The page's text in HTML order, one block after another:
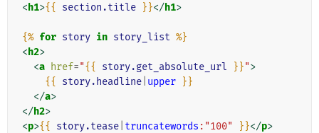
<h1>{{ section.title }}</h1>
{% for story in story_list %}
<h2>
<a href="{{ story.get_absolute_url }}">
{{
story.headline upper }}
</a>
</h2>
<p>{{ story.tease truncatewords :"100" }}</p>